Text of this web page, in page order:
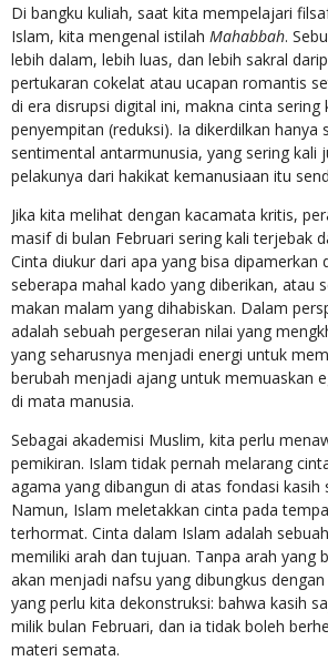
Di bangku kuliah, saat kita mempelajari
Islam, kita mengenal istilah Mahabbah.
lebih dalam, lebih luas, dan lebih sakral
pertukaran cokelat atau ucapan romantis
di era disrupsi digital ini, makna cinta sering
penyempitan (reduksi). Ia dikerdilkan hanya
sentimental antarmunusia, yang sering kali
pelakunya dari hakikat kemanusiaan itu
Jika kita melihat dengan kacamata kritis,
masif di bulan Februari sering kali terjebak
Cinta diukur dari apa yang bisa dipamerkan
seberapa mahal kado yang diberikan, atau
makan malam yang dihabiskan. Dalam
adalah sebuah pergeseran nilai yang
yang seharusnya menjadi energi untuk
berubah menjadi ajang untuk memuaskan
di mata manusia.
Sebagai akademisi Muslim, kita perlu
pemikiran. Islam tidak pernah melarang
agama yang dibangun di atas fondasi kasih
Namun, Islam meletakkan cinta pada
terhormat. Cinta dalam Islam adalah
memiliki arah dan tujuan. Tanpa arah yang
akan menjadi nafsu yang dibungkus
yang perlu kita dekonstruksi: bahwa kasih
milik bulan Februari, dan ia tidak boleh
materi semata.